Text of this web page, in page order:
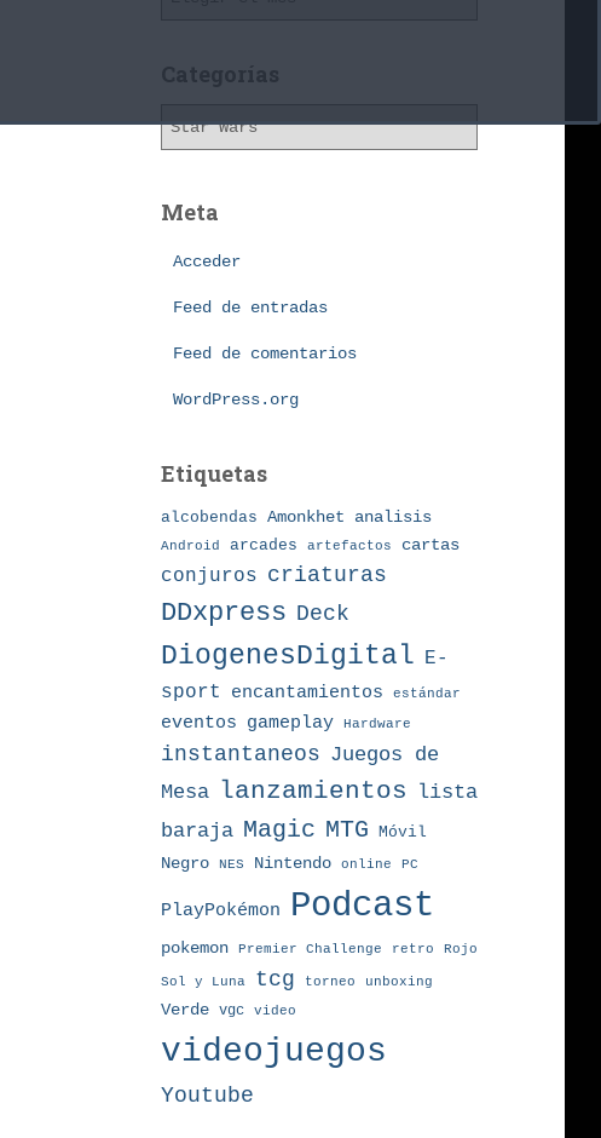
h
v
o
Categorías
g
Meta
Acceder
Feed de entradas
Feed de comentarios
WordPress.org
Etiquetas
alcobendas Amonkhet analisis
Android arcades artefactos cartas
conjuros criaturas
DDxpress Deck
DiogenesDigital E-
sport
encantamientos estándar
eventos gameplay Hardware
instantaneos Juegos de
Mesa
lanzamientos
lista
baraja Magic MTG Móvil
Negro
NES Nintendo online PC
PlayPokémon Podcast
pokemon Premier Challenge retro Rojo
Sol y Luna tcg torneo unboxing
Verde vgc video
videojuegos
Youtube